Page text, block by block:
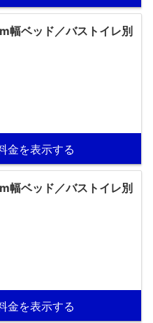
幅ベッド／バストイレ別
金を表示する
幅ベッド／バストイレ別
金を表示する